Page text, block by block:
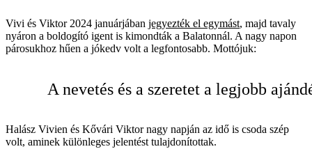
Vivi és Viktor 2024 januárjában jegyezték el egymást, majd tavaly
nyáron a boldogító igent is kimondták a Balatonnál. A nagy napon
párosukhoz hűen a jókedv volt a legfontosabb. Mottójuk:
A nevetés és a szeretet a legjobb
Halász Vivien és Kővári Viktor nagy napján az idő is csoda szép
volt, aminek különleges jelentést tulajdonítottak.